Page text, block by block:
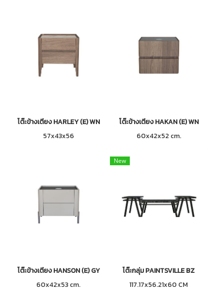
โต๊ะข้างเตียง HARLEY (E) WN
57x43x56
โต๊ะข้างเตียง HAKAN (E) WN
60x42x52 cm.
โต๊ะข้างเตียง HANSON (E) GY
60x42x53 cm.
New
โต๊ะกลุ่ม PAINTSVILLE BZ
117.17x56.21x60 CM